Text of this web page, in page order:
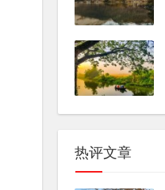
热评文章